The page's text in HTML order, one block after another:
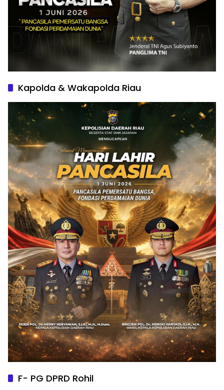
Kapolda & Wakapolda Riau
F- PG DPRD Rohil